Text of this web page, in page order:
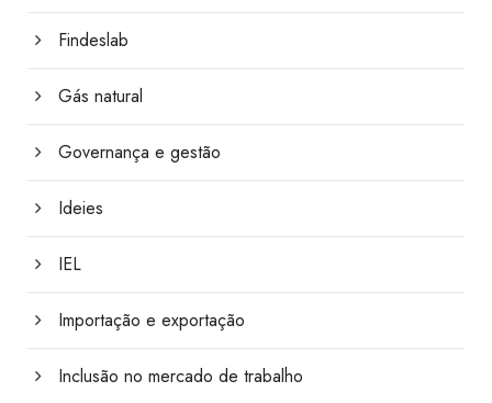
Findeslab
Gás natural
Governança e gestão
Ideies
IEL
Importação e exportação
Inclusão no mercado de trabalho